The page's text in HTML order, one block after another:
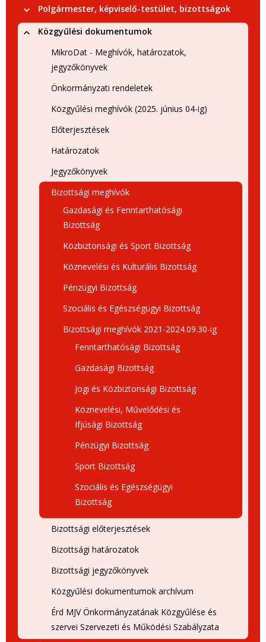
Polgármester, képviselő-testület, bizottságok
Közgyűlési dokumentumok
MikroDat - Meghívók, határozatok,
jegyzőkönyvek
Önkormányzati rendeletek
Közgyűlési meghívók (2025. június 04-ig)
Előterjesztések
Határozatok
Jegyzőkönyvek
Bizottsági meghívók
Gazdasági és Fenntarthatósági
Bizottság
Közbiztonsági és Sport Bizottság
Köznevelési és Kulturális Bizottság
Pénzügyi Bizottság
Szociális és Egészségügyi Bizottság
Bizottsági meghívók 2021-2024.09.30-ig
Fenntarthatósági Bizottság
Gazdasági Bizottság
Jogi és Közbiztonsági Bizottság
Köznevelési, Művelődési és
Ifjúsági Bizottság
Pénzügyi Bizottság
Sport Bizottság
Szociális és Egészségügyi
Bizottság
Bizottsági előterjesztések
Bizottsági határozatok
Bizottsági jegyzőkönyvek
Közgyűlési dokumentumok archívum
Érd MJV Önkormányzatának Közgyűlése és
szervei Szervezeti és Működési Szabályzata